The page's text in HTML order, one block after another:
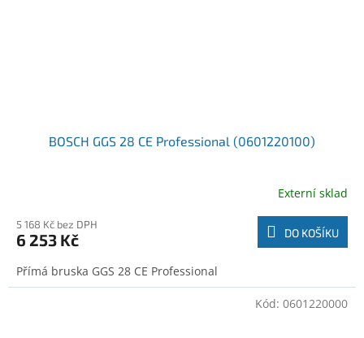
BOSCH GGS 28 CE Professional (0601220100)
Externí sklad
5 168 Kč bez DPH
6 253 Kč DO KOŠÍKU
Přímá bruska GGS 28 CE Professional
Kód: 0601220000